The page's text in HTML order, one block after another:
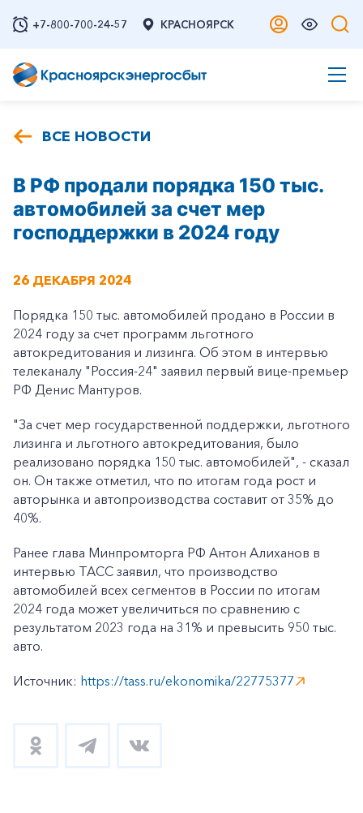
+7-800-700-24-57 КРАСНОЯРСК
ВСЕ НОВОСТИ
В РФ продали порядка 150 тыс.
автомобилей за счет мер
господдержки в 2024 году
26 ДЕКАБРЯ 2024
Порядка 150 тыс. автомобилей продано в России в
2024 году за счет программ льготного
автокредитования и лизинга. Об этом в интервью
телеканалу "Россия-24" заявил первый вице-премьер
РФ Денис Мантуров.
"За счет мер государственной поддержки, льготного
лизинга и льготного автокредитования, было
реализовано порядка 150 тыс. автомобилей", - сказал
он. Он также отметил, что по итогам года рост и
авторынка и автопроизводства составит от 35% до
40%.
Ранее глава Минпромторга РФ Антон Алиханов в
интервью ТАСС заявил, что производство
автомобилей всех сегментов в России по итогам
2024 года может увеличиться по сравнению с
результатом 2023 года на 31% и превысить 950 тыс.
авто.
Источник: https://tass.ru/ekonomika/22775377